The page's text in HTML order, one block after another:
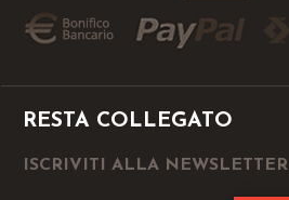
RESTA COLLEGATO
ISCRIVITI ALLA NEWSLETTER